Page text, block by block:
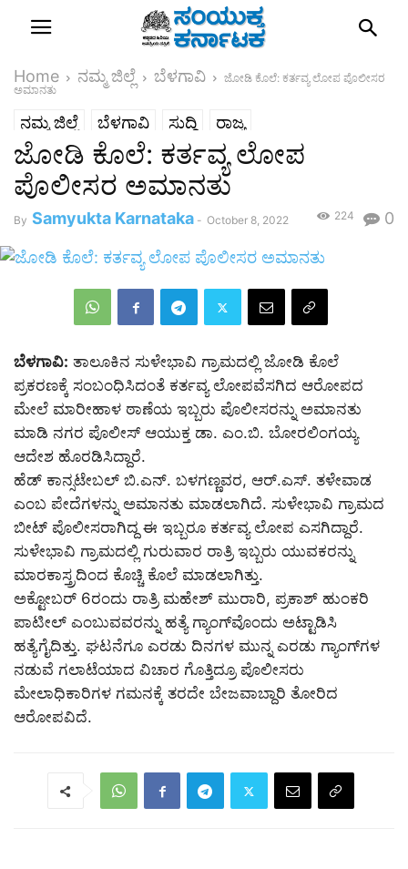
Home ನಮ್ಮ ಜಿಲ್ಲೆ ಬೆಳಗಾವಿ
ಜೋಡಿ ಕೊಲೆ: ಕರ್ತವ್ಯ ಲೋಪ ಪೊಲೀಸರ
ಅಮಾನತು
ನಮ್ಮ ಜಿಲ್ಲೆ ಬೆಳಗಾವಿ ಸುದ್ದಿ ರಾಜ್ಯ
ಜೋಡಿ ಕೊಲೆ: ಕರ್ತವ್ಯ ಲೋಪ
ಪೊಲೀಸರ ಅಮಾನತು
By Samyukta Karnataka - October 8, 2022 0
224
ಬೆಳಗಾವಿ: ತಾಲೂಕಿನ ಸುಳೇಭಾವಿ ಗ್ರಾಮದಲ್ಲಿ ಜೋಡಿ ಕೊಲೆ
ಪ್ರಕರಣಕ್ಕೆ ಸಂಬಂಧಿಸಿದಂತೆ ಕರ್ತವ್ಯ ಲೋಪವೆಸಗಿದ ಆರೋಪದ
ಮೇಲೆ ಮಾರೀಹಾಳ ಠಾಣೆಯ ಇಬ್ಬರು ಪೊಲೀಸರನ್ನು ಅಮಾನತು
ಮಾಡಿ ನಗರ ಪೊಲೀಸ್ ಆಯುಕ್ತ ಡಾ. ಎಂ.ಬಿ. ಬೋರಲಿಂಗಯ್ಯ
ಆದೇಶ ಹೊರಡಿಸಿದ್ದಾರೆ.
ಹೆಡ್ ಕಾನ್ಸಟೇಬಲ್ ಬಿ.ಎನ್.‌ ಬಳಗಣ್ಣವರ, ಆರ್.ಎಸ್. ತಳೇವಾಡ
ಎಂಬ ಪೇದೆಗಳನ್ನು ಅಮಾನತು ಮಾಡಲಾಗಿದೆ. ಸುಳೇಭಾವಿ ಗ್ರಾಮದ
ಬೀಟ್ ಪೊಲೀಸರಾಗಿದ್ದ ಈ ಇಬ್ಬರೂ ಕರ್ತವ್ಯ ಲೋಪ ಎಸಗಿದ್ದಾರೆ.‌
ಸುಳೇಭಾವಿ ಗ್ರಾಮದಲ್ಲಿ ಗುರುವಾರ ರಾತ್ರಿ ಇಬ್ಬರು ಯುವಕರನ್ನು
ಮಾರಕಾಸ್ತ್ರದಿಂದ ಕೊಚ್ಚಿ ಕೊಲೆ ಮಾಡಲಾಗಿತ್ತು.
ಅಕ್ಟೋಬರ್ 6ರಂದು ರಾತ್ರಿ ಮಹೇಶ್ ಮುರಾರಿ, ಪ್ರಕಾಶ್ ಹುಂಕರಿ
ಪಾಟೀಲ್ ಎಂಬುವವರನ್ನು ಹತ್ಯೆ ಗ್ಯಾಂಗ್‌ವೊಂದು ಅಟ್ಟಾಡಿಸಿ
ಹತ್ಯೆಗೈದಿತ್ತು. ಘಟನೆಗೂ ಎರಡು ದಿನಗಳ ಮುನ್ನ ಎರಡು ಗ್ಯಾಂಗ್‌ಗಳ
ನಡುವೆ ಗಲಾಟೆಯಾದ ವಿಚಾರ ಗೊತ್ತಿದ್ರೂ ಪೊಲೀಸರು
ಮೇಲಾಧಿಕಾರಿಗಳ ಗಮನಕ್ಕೆ ತರದೇ ಬೇಜವಾಬ್ದಾರಿ ತೋರಿದ
ಆರೋಪವಿದೆ.